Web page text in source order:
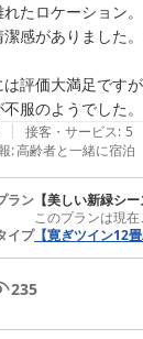
れたロケーション
潔感がありました
は評価大満足です
服のようでした。
| 接客・サービス: 5
:高齢者と一緒に宿泊
ラン 【美しい新緑シ
このプランは現
イプ【寛ぎツイン12
235